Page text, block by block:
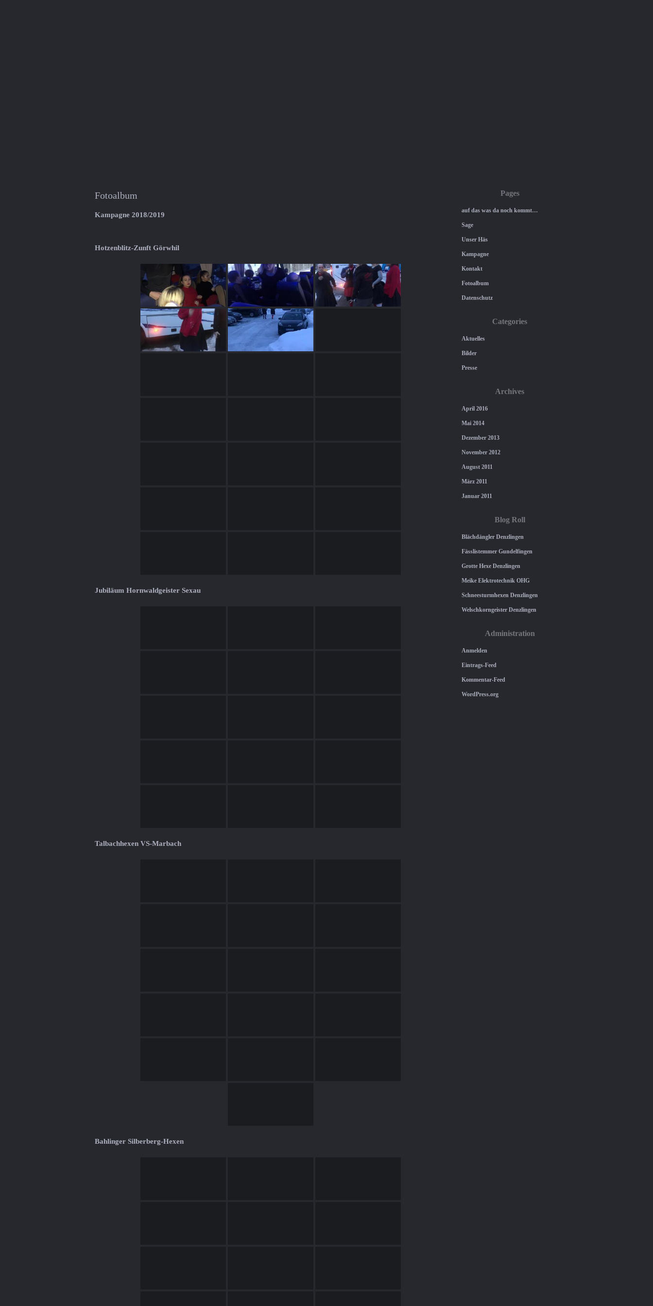
Fotoalbum
Kampagne 2018/2019
Hotzenblitz-Zunft Görwhil
Jubiläum Hornwaldgeister Sexau
Talbachhexen VS-Marbach
Bahlinger Silberberg-Hexen
Pages
auf das was da noch kommt…
Sage
Unser Häs
Kampagne
Kontakt
Fotoalbum
Datenschutz
Categories
Aktuelles
Bilder
Presse
Archives
April 2016
Mai 2014
Dezember 2013
November 2012
August 2011
März 2011
Januar 2011
Blog Roll
Blächdängler Denzlingen
Fässlistemmer Gundelfingen
Grotte Hexe Denzlingen
Meike Elektrotechnik OHG
Schneesturmhexen Denzlingen
Welschkorngeister Denzlingen
Administration
Anmelden
Eintrags-Feed
Kommentar-Feed
WordPress.org